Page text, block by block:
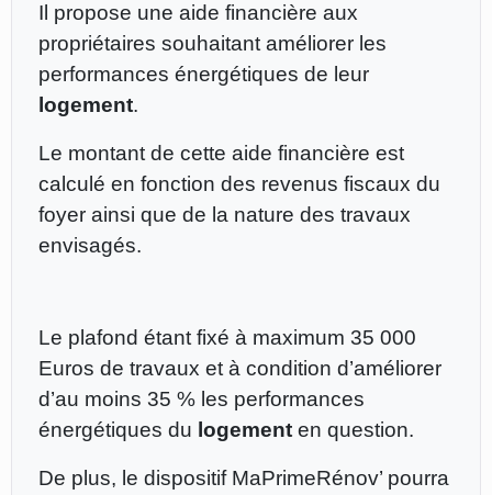
Il propose une aide financière aux
propriétaires souhaitant améliorer les
performances énergétiques de leur
logement.
Le montant de cette aide financière est
calculé en fonction des revenus fiscaux du
foyer ainsi que de la nature des travaux
envisagés.
Le plafond étant fixé à maximum 35 000
Euros de travaux et à condition d’améliorer
d’au moins 35 % les performances
énergétiques du logement en question.
De plus, le dispositif MaPrimeRénov’ pourra